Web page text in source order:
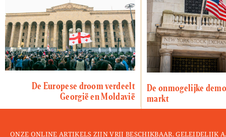
De Europese droom verdeelt
Georgië en Moldavië
De onmogelijke
markt
ONZE ONLINE ARTIKELS ZIJN VRIJ BESCHIKBAAR. GELEIDELIJK